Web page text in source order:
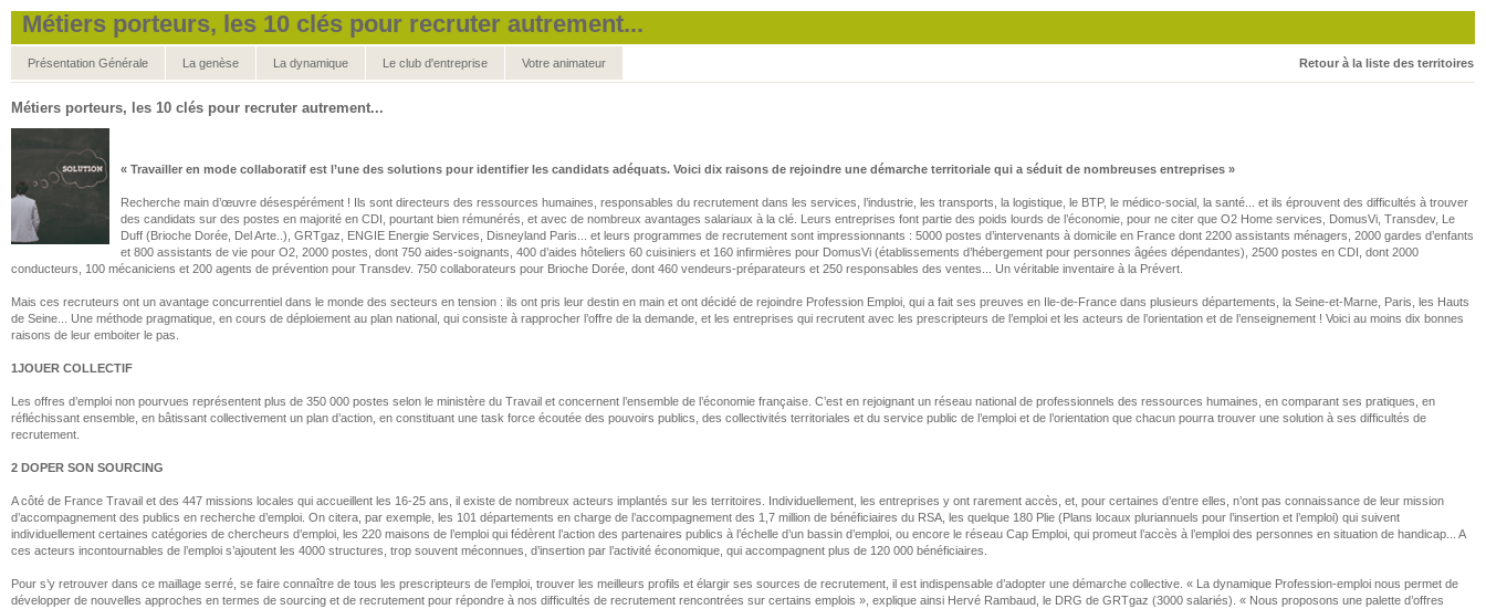
Métiers porteurs, les 10 clés pour recruter autrement...
Présentation Générale La genèse La dynamique Le club d'entreprise Votre animateur Retour à la liste des territoires
Métiers porteurs, les 10 clés pour recruter autrement...
« Travailler en mode collaboratif est l’une des solutions pour identifier les candidats adéquats. Voici dix raisons de rejoindre une démarche territoriale qui a séduit de nombreuses entreprises »
Recherche main d’œuvre désespérément ! Ils sont directeurs des ressources humaines, responsables du recrutement dans les services, l’industrie, les transports, la logistique, le BTP, le médico-social, la santé... et ils éprouvent des difficultés à trouver
des candidats sur des postes en majorité en CDI, pourtant bien rémunérés, et avec de nombreux avantages salariaux à la clé. Leurs entreprises font partie des poids lourds de l’économie, pour ne citer que O2 Home services, DomusVi, Transdev, Le
Duff (Brioche Dorée, Del Arte..), GRTgaz, ENGIE Energie Services, Disneyland Paris... et leurs programmes de recrutement sont impressionnants : 5000 postes d’intervenants à domicile en France dont 2200 assistants ménagers, 2000 gardes d’enfants
et 800 assistants de vie pour O2, 2000 postes, dont 750 aides-soignants, 400 d’aides hôteliers 60 cuisiniers et 160 infirmières pour DomusVi (établissements d’hébergement pour personnes âgées dépendantes), 2500 postes en CDI, dont 2000
conducteurs, 100 mécaniciens et 200 agents de prévention pour Transdev. 750 collaborateurs pour Brioche Dorée, dont 460 vendeurs-préparateurs et 250 responsables des ventes... Un véritable inventaire à la Prévert.
Mais ces recruteurs ont un avantage concurrentiel dans le monde des secteurs en tension : ils ont pris leur destin en main et ont décidé de rejoindre Profession Emploi, qui a fait ses preuves en Ile-de-France dans plusieurs départements, la Seine-et-Marne, Paris, les Hauts
de Seine... Une méthode pragmatique, en cours de déploiement au plan national, qui consiste à rapprocher l’offre de la demande, et les entreprises qui recrutent avec les prescripteurs de l’emploi et les acteurs de l’orientation et de l’enseignement ! Voici au moins dix bonnes
raisons de leur emboiter le pas.
1JOUER COLLECTIF
Les offres d’emploi non pourvues représentent plus de 350 000 postes selon le ministère du Travail et concernent l’ensemble de l’économie française. C’est en rejoignant un réseau national de professionnels des ressources humaines, en comparant ses pratiques, en
réfléchissant ensemble, en bâtissant collectivement un plan d’action, en constituant une task force écoutée des pouvoirs publics, des collectivités territoriales et du service public de l’emploi et de l’orientation que chacun pourra trouver une solution à ses difficultés de
recrutement.
2 DOPER SON SOURCING
A côté de France Travail et des 447 missions locales qui accueillent les 16-25 ans, il existe de nombreux acteurs implantés sur les territoires. Individuellement, les entreprises y ont rarement accès, et, pour certaines d’entre elles, n’ont pas connaissance de leur mission
d’accompagnement des publics en recherche d’emploi. On citera, par exemple, les 101 départements en charge de l’accompagnement des 1,7 million de bénéficiaires du RSA, les quelque 180 Plie (Plans locaux pluriannuels pour l’insertion et l’emploi) qui suivent
individuellement certaines catégories de chercheurs d’emploi, les 220 maisons de l’emploi qui fédèrent l’action des partenaires publics à l’échelle d’un bassin d’emploi, ou encore le réseau Cap Emploi, qui promeut l’accès à l’emploi des personnes en situation de handicap... A
ces acteurs incontournables de l’emploi s’ajoutent les 4000 structures, trop souvent méconnues, d’insertion par l’activité économique, qui accompagnent plus de 120 000 bénéficiaires.
Pour s’y retrouver dans ce maillage serré, se faire connaître de tous les prescripteurs de l’emploi, trouver les meilleurs profils et élargir ses sources de recrutement, il est indispensable d’adopter une démarche collective. « La dynamique Profession-emploi nous permet de
développer de nouvelles approches en termes de sourcing et de recrutement pour répondre à nos difficultés de recrutement rencontrées sur certains emplois », explique ainsi Hervé Rambaud, le DRG de GRTgaz (3000 salariés). « Nous proposons une palette d’offres